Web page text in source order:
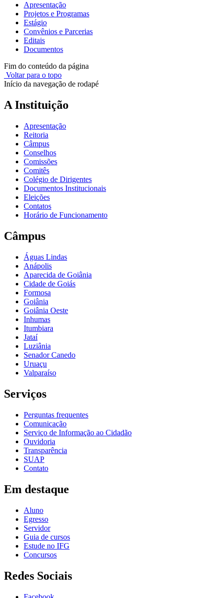
Apresentação
Projetos e Programas
Estágio
Convênios e Parcerias
Editais
Documentos
Fim do conteúdo da página
Voltar para o topo
Início da navegação de rodapé
A Instituição
Apresentação
Reitoria
Câmpus
Conselhos
Comissões
Comitês
Colégio de Dirigentes
Documentos Institucionais
Eleições
Contatos
Horário de Funcionamento
Câmpus
Águas Lindas
Anápolis
Aparecida de Goiânia
Cidade de Goiás
Formosa
Goiânia
Goiânia Oeste
Inhumas
Itumbiara
Jataí
Luziânia
Senador Canedo
Uruaçu
Valparaíso
Serviços
Perguntas frequentes
Comunicação
Serviço de Informação ao Cidadão
Ouvidoria
Transparência
SUAP
Contato
Em destaque
Aluno
Egresso
Servidor
Guia de cursos
Estude no IFG
Concursos
Redes Sociais